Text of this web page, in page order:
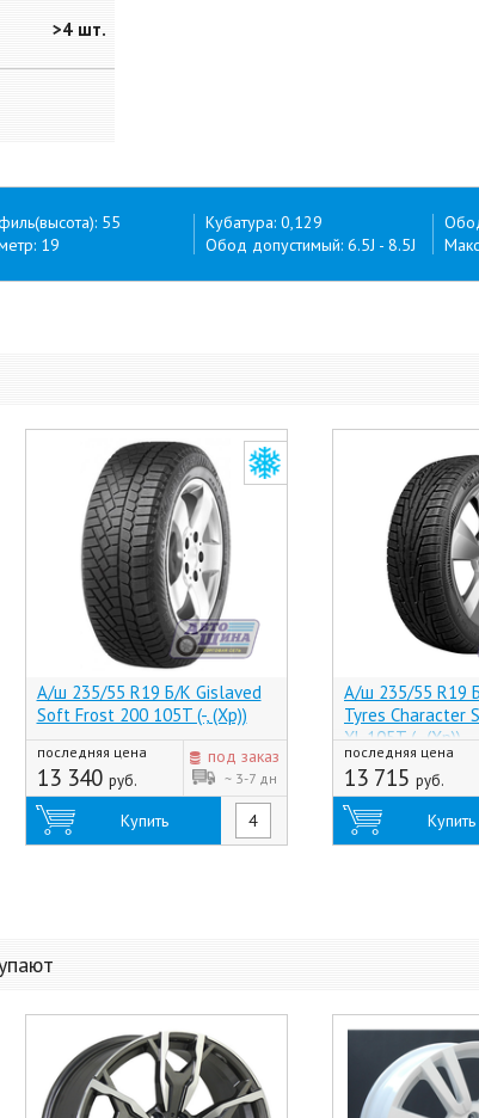
>4 шт.
55
19
Кубатура: 0,129
Обод допустимый: 6.5J - 8.5J
А/ш 235/55 R19 Б/К Gislaved
Soft Frost 200 105T (-, (Хр))
последняя цена
13 340 руб.
под заказ
~ 3-7 дн
Купить
А/ш 235/55 R19
Tyres Character
XL 105T (-, (Хр))
последняя цена
13 715 руб.
Купить